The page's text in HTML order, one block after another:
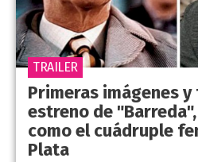
Primeras imágenes y
estreno de
como el cuádruple
Plata
TRAILER